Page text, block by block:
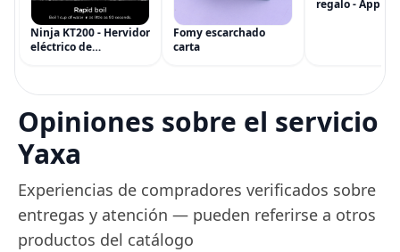
Ninja KT200 - Hervidor
eléctrico de
ajuste de temperatura
de Acero
Fomy escarchado
carta
regalo - App
Opiniones sobre el servicio
Yaxa
Experiencias de compradores verificados sobre
entregas y atención — pueden referirse a otros
productos del catálogo